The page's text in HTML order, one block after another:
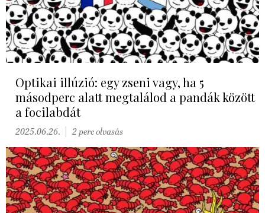
Optikai illúzió: egy zseni vagy, ha 5
másodperc alatt megtalálod a pandák között
a focilabdát
2025.06.26. 2 perc olvasás